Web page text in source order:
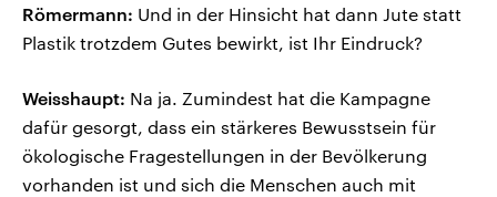
Römermann: Und in der Hinsicht hat dann Jute statt
Plastik trotzdem Gutes bewirkt, ist Ihr Eindruck?
Weisshaupt: Na ja. Zumindest hat die Kampagne
dafür gesorgt, dass ein stärkeres Bewusstsein für
ökologische Fragestellungen in der Bevölkerung
vorhanden ist und sich die Menschen auch mit